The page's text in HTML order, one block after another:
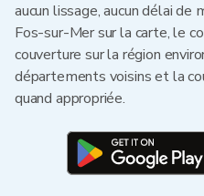
aucun lissage, aucun délai de
Fos-sur-Mer sur la carte, le
couverture sur la région
départements voisins et la
quand appropriée.